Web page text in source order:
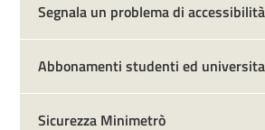
Segnala un problema di accessibilità
Abbonamenti studenti ed
Sicurezza Minimetrò